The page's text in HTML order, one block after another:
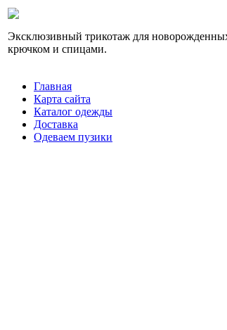
Эксклюзивный трикотаж для
крючком и спицами.
Главная
Карта сайта
Каталог одежды
Доставка
Одеваем пузики